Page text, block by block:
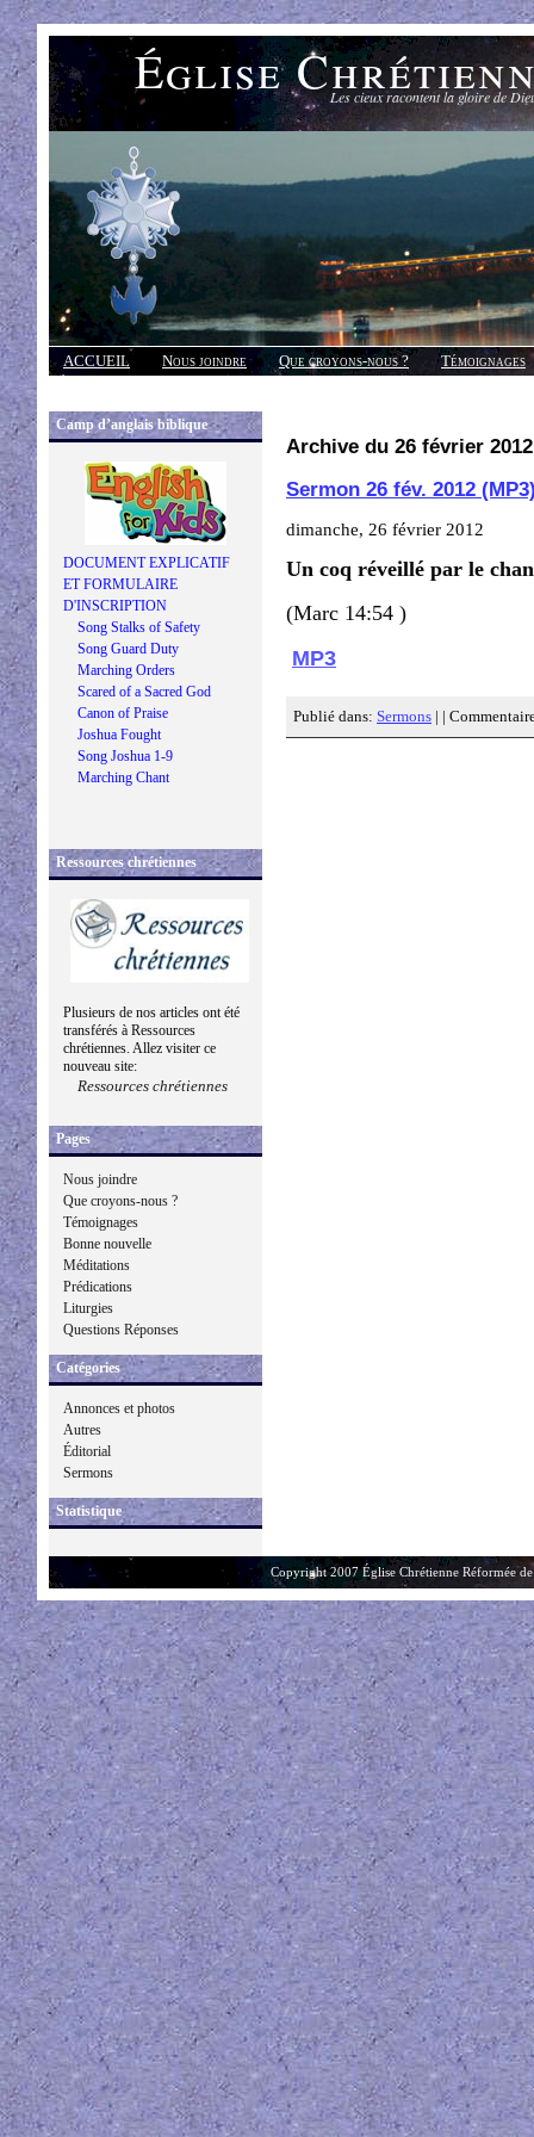
Église Les cieux racontent la gloire de
ACCUEIL Nous joindre Que croyons-nous ?
Témoignages
Réponses
Camp d’anglais biblique
DOCUMENT EXPLICATIF
ET FORMULAIRE
D'INSCRIPTION
Song Stalks of Safety
Song Guard Duty
Marching Orders
Scared of a Sacred God
Canon of Praise
Joshua Fought
Song Joshua 1-9
Marching Chant
Ressources chrétiennes
Plusieurs de nos articles ont été
transférés à Ressources
chrétiennes. Allez visiter ce
nouveau site:
Ressources chrétiennes
Pages
Nous joindre
Que croyons-nous ?
Témoignages
Bonne nouvelle
Méditations
Prédications
Liturgies
Questions Réponses
Catégories
Annonces et photos
Autres
Éditorial
Sermons
Statistique
Archive du 26 février 2012
Sermon 26 fév. 2012
dimanche, 26 février 2012
Un coq réveillé par le
(Marc 14:54 )
MP3
Publié dans: Sermons | |
Copyright 2007 Église Chrétienne Réformée